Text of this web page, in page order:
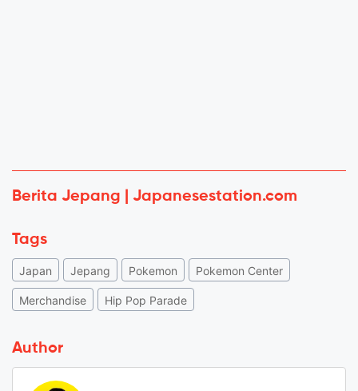
Berita Jepang | Japanesestation.com
Tags
Japan Jepang Pokemon Pokemon Center
Merchandise Hip Pop Parade
Author